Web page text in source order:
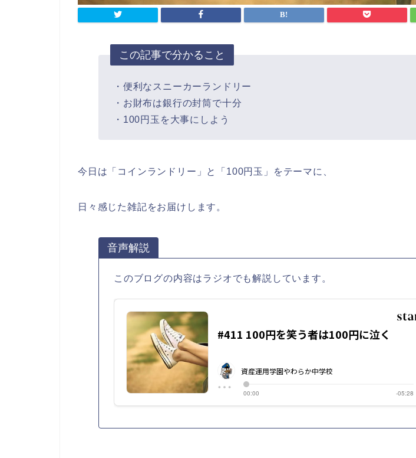
この記事で分かること
・便利なスニーカーランドリー
・お財布は銀行の封筒で十分
・100円玉を大事にしよう
今日は「コインランドリー」と「100円玉」をテーマに、
日々感じた雑記をお届けします。
音声解説
このブログの内容はラジオでも解説しています。